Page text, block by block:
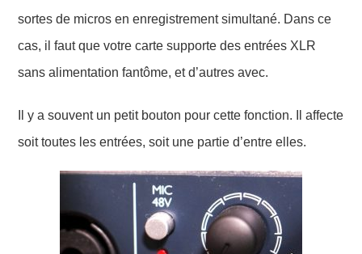
sortes de micros en enregistrement simultané. Dans ce
cas, il faut que votre carte supporte des entrées XLR
sans alimentation fantôme, et d’autres avec.
Il y a souvent un petit bouton pour cette fonction.
Il affecte
soit toutes les entrées, soit une partie d’entre elles.